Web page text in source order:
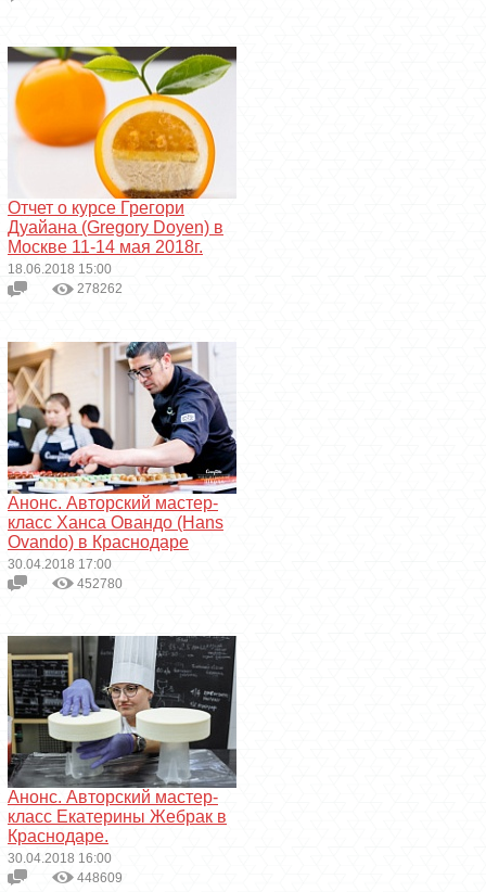
Отчет о курсе Грегори
Дуайана (Gregory Doyen) в
Москве 11-14 мая 2018г.
18.06.2018 15:00
278262
Анонс. Авторский мастер-
класс Ханса Овандо (Hans
Ovando) в Краснодаре
30.04.2018 17:00
452780
Анонс. Авторский мастер-
класс Екатерины Жебрак в
Краснодаре.
30.04.2018 16:00
448609